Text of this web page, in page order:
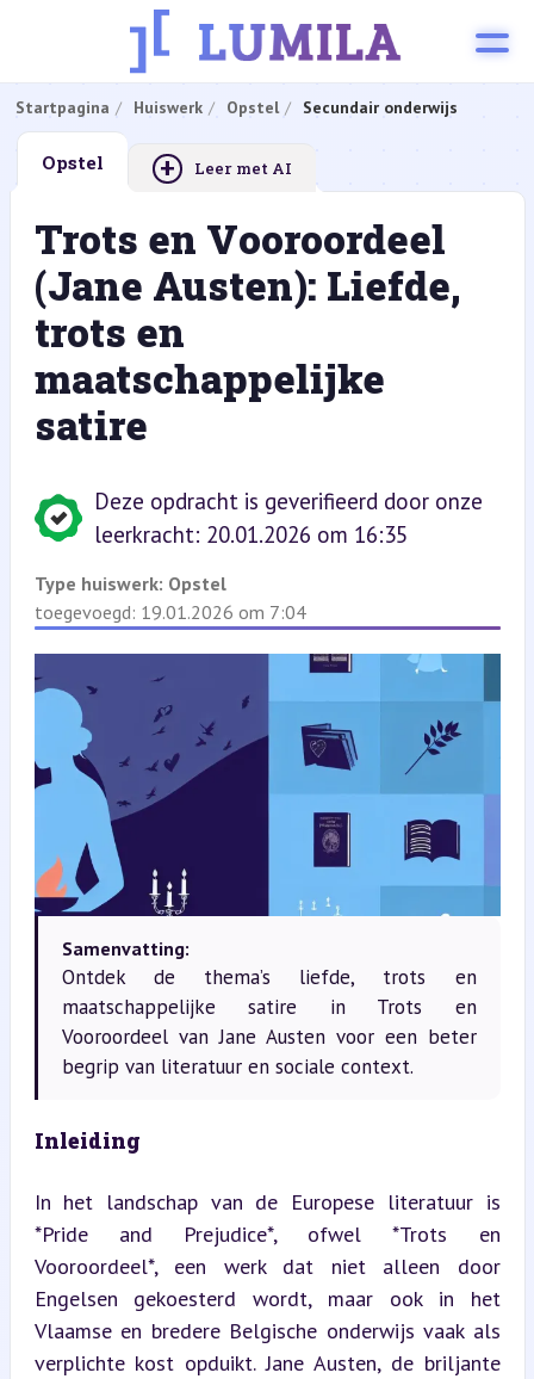
Startpagina Huiswerk Opstel Secundair onderwijs
Opstel + Leer met AI
Trots en Vooroordeel
(Jane Austen): Liefde,
trots en
maatschappelijke
satire
Deze opdracht is geverifieerd door onze
leerkracht: 20.01.2026 om 16:35
Type huiswerk: Opstel
toegevoegd: 19.01.2026 om 7:04
Samenvatting:
Ontdek de thema’s liefde, trots en
maatschappelijke satire in Trots en
Vooroordeel van Jane Austen voor een beter
begrip van literatuur en sociale context.
Inleiding
In het landschap van de Europese literatuur is
*Pride and Prejudice*, ofwel *Trots en
Vooroordeel*, een werk dat niet alleen door
Engelsen gekoesterd wordt, maar ook in het
Vlaamse en bredere Belgische onderwijs vaak als
verplichte kost opduikt. Jane Austen, de briljante